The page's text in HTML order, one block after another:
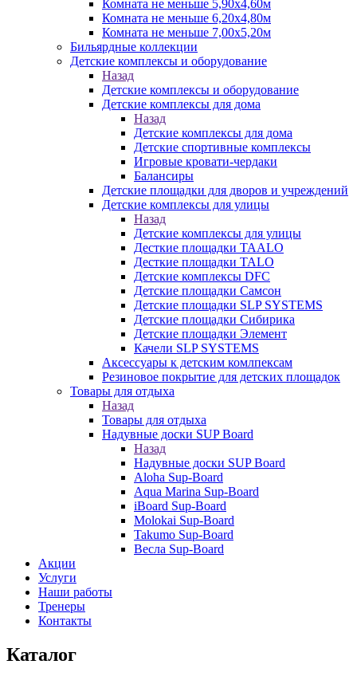
Комната не меньше 5,90х4,60м
Комната не меньше 6,20х4,80м
Комната не меньше 7,00х5,20м
Бильярдные коллекции
Детские комплексы и оборудование
Назад
Детские комплексы и оборудование
Детские комплексы для дома
Назад
Детские комплексы для дома
Детские спортивные комплексы
Игровые кровати-чердаки
Балансиры
Детские площадки для дворов и учреждений
Детские комплексы для улицы
Назад
Детские комплексы для улицы
Десткие площадки TAALO
Десткие площадки TALO
Детские комплексы DFC
Детские площадки Самсон
Детские площадки SLP SYSTEMS
Детские площадки Сибирика
Детские площадки Элемент
Качели SLP SYSTEMS
Аксессуары к детским комлпексам
Резиновое покрытие для детских площадок
Товары для отдыха
Назад
Товары для отдыха
Надувные доски SUP Board
Назад
Надувные доски SUP Board
Aloha Sup-Board
Aqua Marina Sup-Board
iBoard Sup-Board
Molokai Sup-Board
Takumo Sup-Board
Весла Sup-Board
Акции
Услуги
Наши работы
Тренеры
Контакты
Каталог